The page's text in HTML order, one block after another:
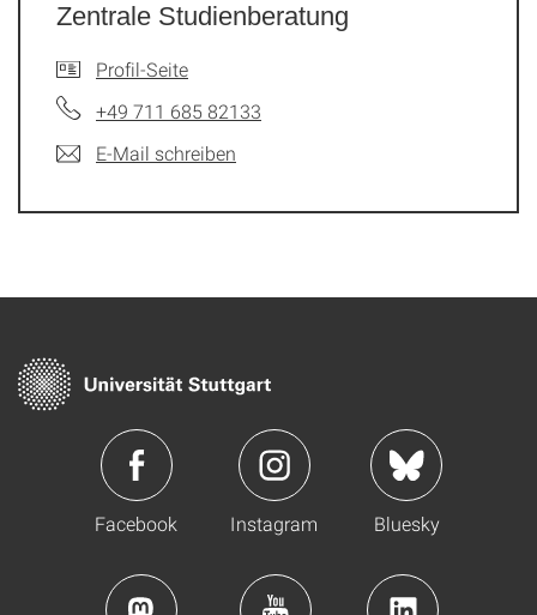
Zentrale Studienberatung
Profil-Seite
+49 711 685 82133
E-Mail schreiben
Facebook Instagram Bluesky